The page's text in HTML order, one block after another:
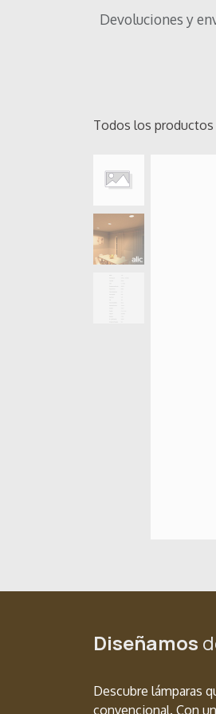
Devoluciones y
Todos los productos
Diseñamos
Descubre lámparas
convencional. Con